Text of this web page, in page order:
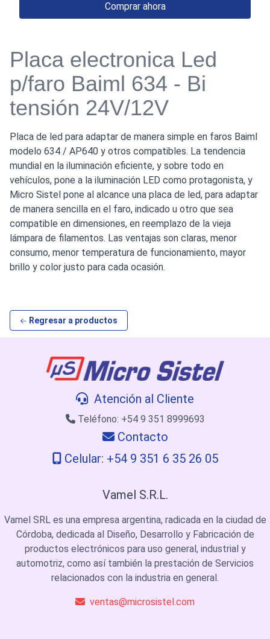
Comprar ahora
Placa electronica Led
p/faro Baiml 634 - Bi
tensión 24V/12V
Placa de led para adaptar de manera simple en faros Baiml
modelo 634 / AP640 y otros compatibles. La tendencia
mundial en la iluminación eficiente, y sobre todo en
vehículos, pone a la iluminación LED como protagonista, y
Micro Sistel pone al alcance una placa de led, para adaptar
de manera sencilla en el faro, indicado u otro que sea
compatible en dimensiones, en reemplazo de la vieja
lámpara de filamentos. Las ventajas son claras, menor
consumo, menor temperatura de funcionamiento, mayor
brillo y color justo para cada ocasión.
Regresar a productos
Atención al Cliente
Teléfono: +54 9 351 8999693
Contacto
Celular: +54 9 351 6 35 26 05
Vamel S.R.L.
Vamel SRL es una empresa argentina, radicada en la ciudad de
Córdoba, dedicada al Diseño, Desarrollo y Fabricación de
productos electrónicos para uso general, industrial y
automotriz, como así también la prestación de Servicios
relacionados con la industria en general.
ventas@microsistel.com